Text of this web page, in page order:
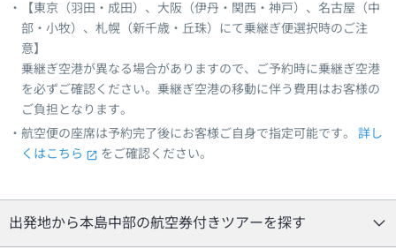
【東京（羽田・成田）、大阪（伊丹・関西・神戸）、名古屋（中
部・小牧）、札幌（新千歳・丘珠）にて乗継ぎ便選択時のご注
意】
乗継ぎ空港が異なる場合がありますので、ご予約時に乗継ぎ空港
を必ずご確認ください。乗継ぎ空港の移動に伴う費用はお客様の
ご負担となります。
航空便の座席は予約完了後にお客様ご自身で指定可能です。
詳し
くはこちら
をご確認ください。
出発地から本島中部の航空券付きツアーを探す